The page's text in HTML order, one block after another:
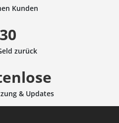
Kunden
30
zurück
& Updates